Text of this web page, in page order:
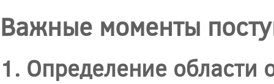
Важные моменты
1. Определение области